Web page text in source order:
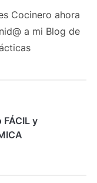
Cocinero ahora
a mi Blog de
FÁCIL y